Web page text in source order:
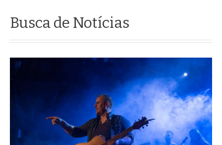
Busca de Notícias